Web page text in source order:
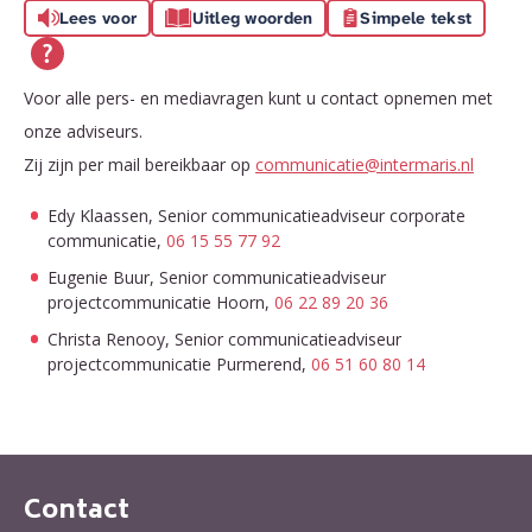
Lees voor Uitleg woorden Simpele tekst
Voor alle pers- en mediavragen kunt u contact opnemen met
onze adviseurs.
Zij zijn per mail bereikbaar op communicatie@intermaris.nl
Edy Klaassen, Senior communicatieadviseur corporate
communicatie, 06 15 55 77 92
Eugenie Buur, Senior communicatieadviseur
projectcommunicatie Hoorn, 06 22 89 20 36
Christa Renooy, Senior communicatieadviseur
projectcommunicatie Purmerend, 06 51 60 80 14
Contactinformatie
Contact